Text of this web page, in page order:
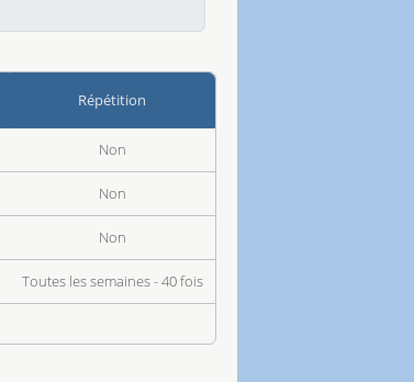
Répétition
Non
Non
Non
Toutes les semaines - 40 fois